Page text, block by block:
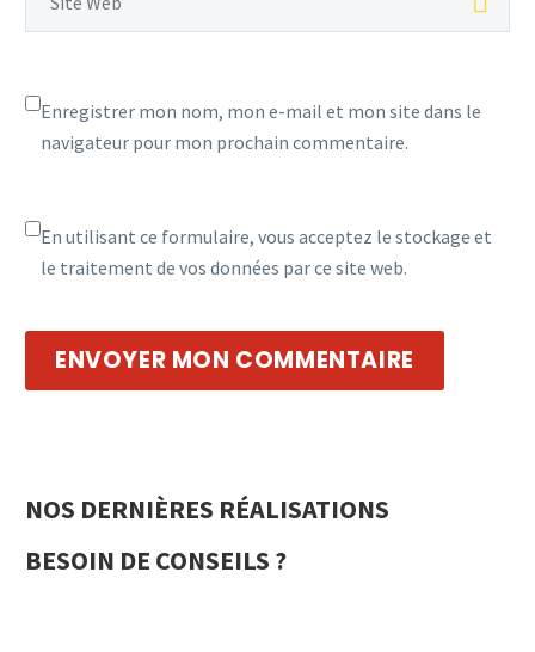
Enregistrer mon nom, mon e-mail et mon site dans le
navigateur pour mon prochain commentaire.
En utilisant ce formulaire, vous acceptez le stockage et
le traitement de vos données par ce site web.
ENVOYER MON COMMENTAIRE
NOS DERNIÈRES RÉALISATIONS
BESOIN DE CONSEILS ?